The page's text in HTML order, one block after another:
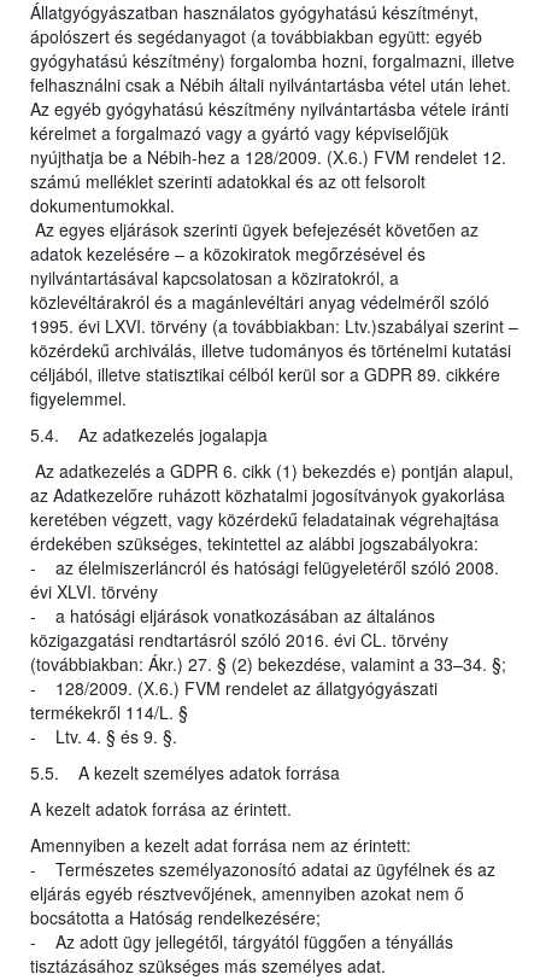
Állatgyógyászatban használatos gyógyhatású készítményt,
ápolószert és segédanyagot (a továbbiakban együtt: egyéb
gyógyhatású készítmény) forgalomba hozni, forgalmazni, illetve
felhasználni csak a Nébih általi nyilvántartásba vétel után lehet.
Az egyéb gyógyhatású készítmény nyilvántartásba vétele iránti
kérelmet a forgalmazó vagy a gyártó vagy képviselőjük
nyújthatja be a Nébih-hez a 128/2009. (X.6.) FVM rendelet 12.
számú melléklet szerinti adatokkal és az ott felsorolt
dokumentumokkal.
Az egyes eljárások szerinti ügyek befejezését követően az
adatok kezelésére – a közokiratok megőrzésével és
nyilvántartásával kapcsolatosan a köziratokról, a
közlevéltárakról és a magánlevéltári anyag védelméről szóló
1995. évi LXVI. törvény (a továbbiakban: Ltv.)szabályai szerint –
közérdekű archiválás, illetve tudományos és történelmi kutatási
céljából, illetve statisztikai célból kerül sor a GDPR 89. cikkére
figyelemmel.
5.4. Az adatkezelés jogalapja
Az adatkezelés a GDPR 6. cikk (1) bekezdés e) pontján alapul,
az Adatkezelőre ruházott közhatalmi jogosítványok gyakorlása
keretében végzett, vagy közérdekű feladatainak végrehajtása
érdekében szükséges, tekintettel az alábbi jogszabályokra:
- az élelmiszerláncról és hatósági felügyeletéről szóló 2008.
évi XLVI. törvény
- a hatósági eljárások vonatkozásában az általános
közigazgatási rendtartásról szóló 2016. évi CL. törvény
(továbbiakban: Ákr.) 27. § (2) bekezdése, valamint a 33–34. §;
- 128/2009. (X.6.) FVM rendelet az állatgyógyászati
termékekről 114/L. §
- Ltv. 4. § és 9. §.
5.5. A kezelt személyes adatok forrása
A kezelt adatok forrása az érintett.
Amennyiben a kezelt adat forrása nem az érintett:
- Természetes személyazonosító adatai az ügyfélnek és az
eljárás egyéb résztvevőjének, amennyiben azokat nem ő
bocsátotta a Hatóság rendelkezésére;
- Az adott ügy jellegétől, tárgyától függően a tényállás
tisztázásához szükséges más személyes adat.